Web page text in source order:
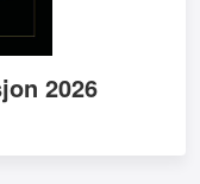
2026